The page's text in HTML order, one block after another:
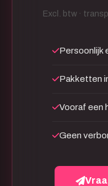
Excl. btw ·
Persoonlijk
Pakketten
Vooraf een
Geen